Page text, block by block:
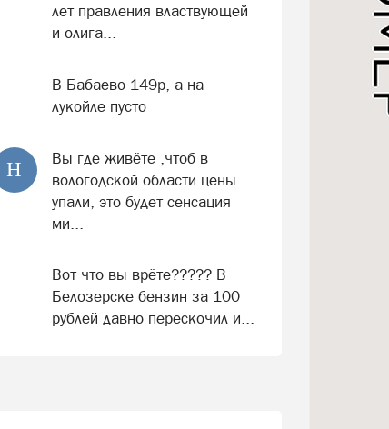
лет правления властвующей
и олига...
В Бабаево 149р, а на
лукойле пусто
Н
Вы где живёте ,чтоб в
вологодской области цены
упали, это будет сенсация
ми...
Вот что вы врёте????? В
Белозерске бензин за 100
рублей давно перескочил и...